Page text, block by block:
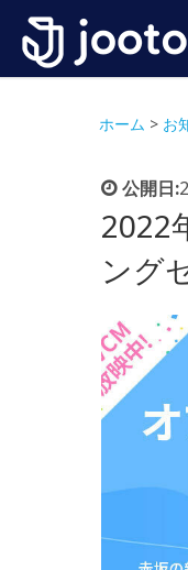
ホーム > お
公開日:
2022
ング